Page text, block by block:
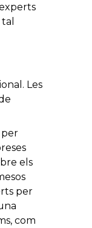
Les
per
els
per
com